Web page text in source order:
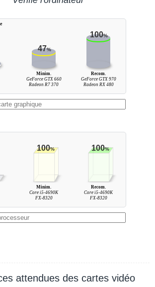
47%
100%
Minim.
GeForce GTX 660
Radeon R7 370
Recom.
GeForce GTX 970
Radeon RX 480
100% 100%
Minim.
Core i5-4690K
FX-8320
Recom.
Core i5-4690K
FX-8320
attendues des cartes vidéo